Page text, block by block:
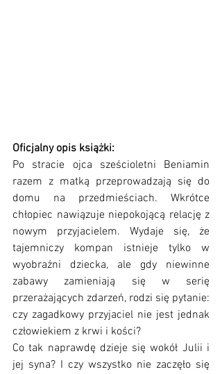
Oficjalny opis książki:
Po stracie ojca sześcioletni Beniamin
razem z matką przeprowadzają się do
domu na przedmieściach. Wkrótce
chłopiec nawiązuje niepokojącą relację z
nowym przyjacielem. Wydaje się, że
tajemniczy kompan istnieje tylko w
wyobraźni dziecka, ale gdy niewinne
zabawy zamieniają się w serię
przerażających zdarzeń, rodzi się pytanie:
czy zagadkowy przyjaciel nie jest jednak
człowiekiem z krwi i kości?
Co tak naprawdę dzieje się wokół Julii i
jej syna? I czy wszystko nie zaczęło się